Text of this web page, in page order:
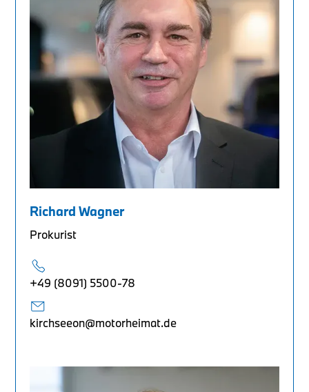
Richard Wagner
Prokurist
+49 (8091) 5500-78
kirchseeon@motorheimat.de